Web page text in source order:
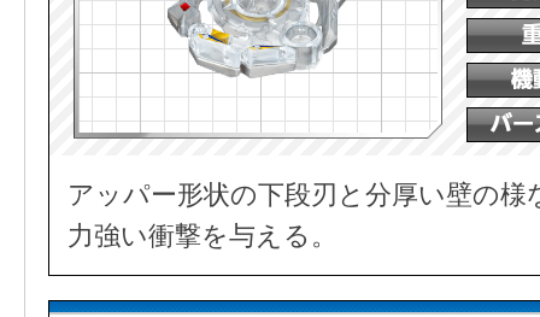
アッパー形状の下段刃と分厚い壁の
力強い衝撃を与える。